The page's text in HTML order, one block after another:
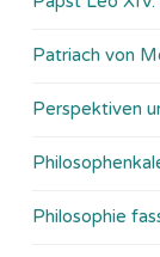
Patriach von
Perspektiven
Philosophie